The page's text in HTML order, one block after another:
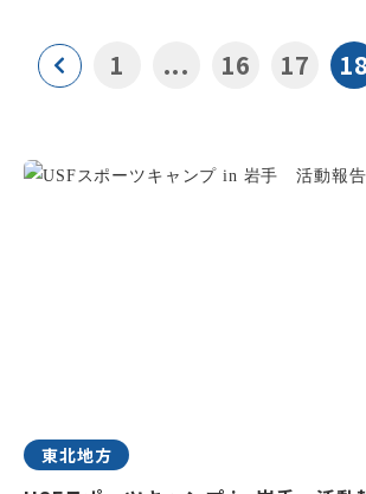
1 ... 16 17 18
東北地方